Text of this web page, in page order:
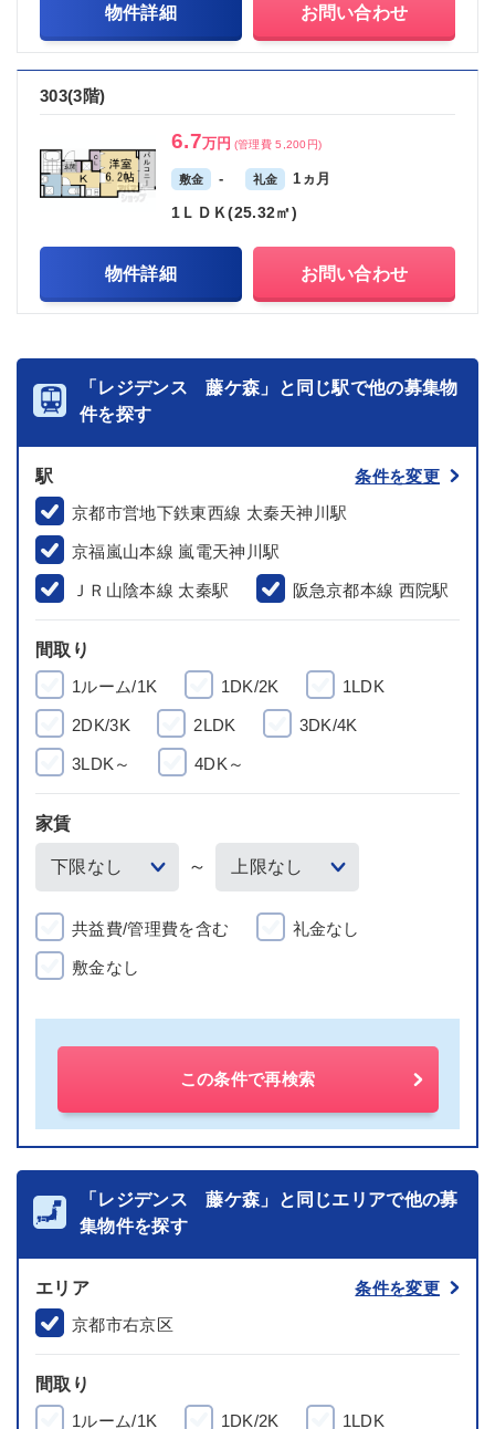
物件詳細 お問い合わせ
303(3階)
6.7万円 (管理費 5,200円)
敷金 - 礼金 1ヵ月
1ＬＤＫ(25.32㎡)
物件詳細 お問い合わせ
「レジデンス 藤ケ森」と同じ駅で他の募集物
件を探す
駅
条件を変更
京都市営地下鉄東西線 太秦天神川駅
京福嵐山本線 嵐電天神川駅
ＪＲ山陰本線 太秦駅 阪急京都本線 西院駅
間取り
1ルーム/1K
1DK/2K 1LDK
2DK/3K 2LDK 3DK/4K
3LDK～ 4DK～
家賃
～
共益費/管理費を含む 礼金なし
敷金なし
この条件で再検索
「レジデンス 藤ケ森」と同じエリアで他の募
集物件を探す
エリア
条件を変更
京都市右京区
間取り
1ルーム/1K
1DK/2K 1LDK